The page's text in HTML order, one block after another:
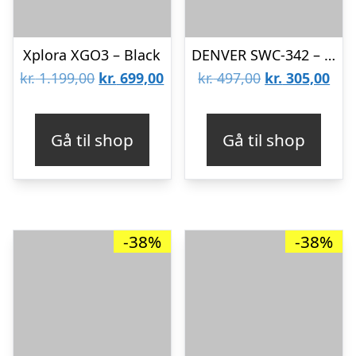
Xplora XGO3 – Black
kr.1.199,00 Den
var:
kr. 1.199,00.
kr. 699,00Den
kr. 699,00.
Gå til shop
DENVER SWC-342 – Grey
kr.497,00 Den
var:
kr. 497,00.
kr. 305,00Den
kr.
Gå til shop
-38% -38%